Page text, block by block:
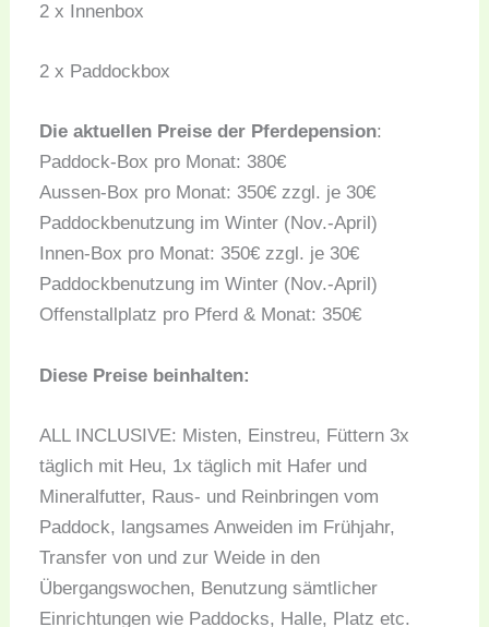
2 x Innenbox
2 x Paddockbox
Die aktuellen Preise der Pferdepension:
Paddock-Box pro Monat: 380€
Aussen-Box pro Monat: 350€ zzgl. je 30€
Paddockbenutzung im Winter (Nov.-April)
Innen-Box pro Monat: 350€ zzgl. je 30€
Paddockbenutzung im Winter (Nov.-April)
Offenstallplatz pro Pferd & Monat: 350€
Diese Preise beinhalten:
ALL INCLUSIVE: Misten, Einstreu, Füttern 3x
täglich mit Heu, 1x täglich mit Hafer und
Mineralfutter, Raus- und Reinbringen vom
Paddock, langsames Anweiden im Frühjahr,
Transfer von und zur Weide in den
Übergangswochen, Benutzung sämtlicher
Einrichtungen wie Paddocks, Halle, Platz etc.